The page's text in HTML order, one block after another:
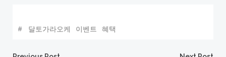
# 달토가라오케 이벤트 혜택